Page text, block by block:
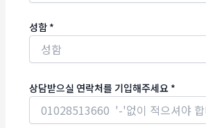
성함 *
상담받으실 연락처를 기입해주세요 *